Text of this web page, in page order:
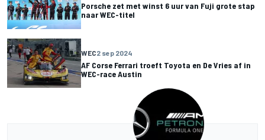
Porsche zet met winst 6 uur van Fuji grote stap
naar WEC-titel
WEC2 sep 2024
AF Corse Ferrari troeft Toyota en De Vries af in
WEC-race Austin